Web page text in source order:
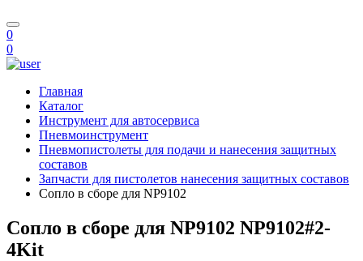
0
0
Главная
Каталог
Инструмент для автосервиса
Пневмоинструмент
Пневмопистолеты для подачи и нанесения защитных
составов
Запчасти для пистолетов нанесения защитных составов
Сопло в сборе для NP9102
Сопло в сборе для NP9102 NP9102#2-
4Kit